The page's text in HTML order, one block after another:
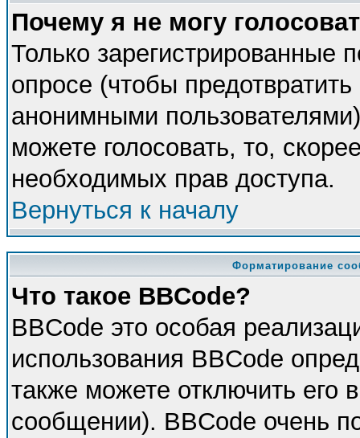
Почему я не могу
Только зарегистрированные
опросе (чтобы предотвратить
анонимными
можете голосовать, то,
необходимых прав доступа.
Вернуться к началу
Форматирование
Что такое BBCode?
BBCode это особая
использования BBCode
также можете отключить
сообщении). BBCode очень